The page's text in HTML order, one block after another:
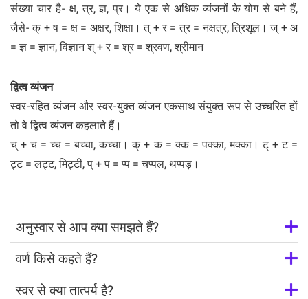
संख्या चार है- क्ष, त्र, ज्ञ, प्र। ये एक से अधिक व्यंजनों के योग से बने हैं,
जैसे- क् + ष = क्ष = अक्षर, शिक्षा। त् + र = त्र = नक्षत्र, त्रिशूल। ज् + अ
= ज्ञ = ज्ञान, विज्ञान श् + र = श्र = श्रवण, श्रीमान
द्वित्व व्यंजन
स्वर-रहित व्यंजन और स्वर-युक्त व्यंजन एकसाथ संयुक्त रूप से उच्चरित हों
तो वे द्वित्व व्यंजन कहलाते हैं।
च् + च = च्च = बच्चा, कच्चा। क् + क = क्क = पक्का, मक्का। ट् + ट =
ट्ट = लट्ट, मिट्टी, प् + प = प्प = चप्पल, थप्पड़।
अनुस्वार से आप क्या समझते हैं?
वर्ण किसे कहते हैं?
स्वर से क्या तात्पर्य है?